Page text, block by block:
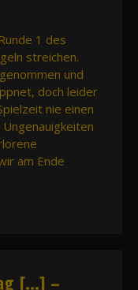
1 des
streichen.
und
doch leider
nie einen
am Ende
[…] –